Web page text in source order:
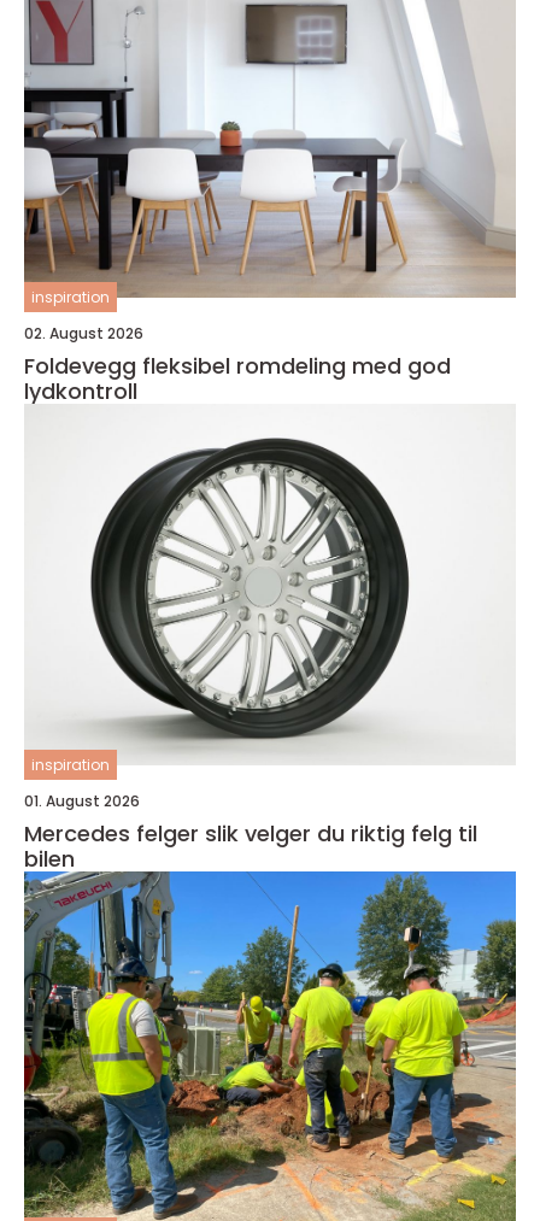
inspiration
02. August 2026
Foldevegg fleksibel romdeling med god
lydkontroll
inspiration
01. August 2026
Mercedes felger slik velger du riktig felg til
bilen